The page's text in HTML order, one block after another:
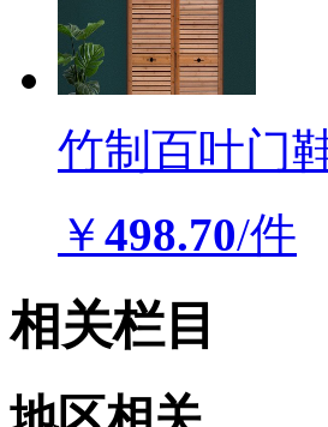
竹制百叶门
￥498.70/件
相关栏目